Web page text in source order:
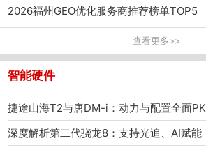
查看更多>>
智能硬件
捷途山海T2与唐DM-i：动力与配置全面PK